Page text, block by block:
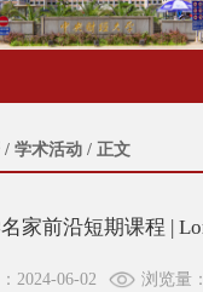
/ 学术活动 / 正文
家前沿短期课程 |
2024-06-02 浏览量：